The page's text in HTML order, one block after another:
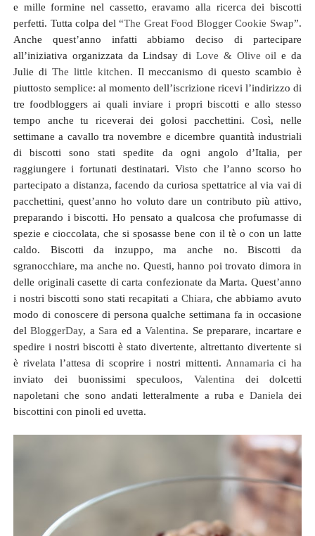
e mille formine nel cassetto, eravamo alla ricerca dei biscotti
perfetti. Tutta colpa del “The Great Food Blogger Cookie Swap”.
Anche quest’anno infatti abbiamo deciso di partecipare
all’iniziativa organizzata da Lindsay di Love & Olive oil e da
Julie di The little kitchen. Il meccanismo di questo scambio è
piuttosto semplice: al momento dell’iscrizione ricevi l’indirizzo di
tre foodbloggers ai quali inviare i propri biscotti e allo stesso
tempo anche tu riceverai dei golosi pacchettini. Così, nelle
settimane a cavallo tra novembre e dicembre quantità industriali
di biscotti sono stati spedite da ogni angolo d’Italia, per
raggiungere i fortunati destinatari. Visto che l’anno scorso ho
partecipato a distanza, facendo da curiosa spettatrice al via vai di
pacchettini, quest’anno ho voluto dare un contributo più attivo,
preparando i biscotti. Ho pensato a qualcosa che profumasse di
spezie e cioccolata, che si sposasse bene con il tè o con un latte
caldo. Biscotti da inzuppo, ma anche no. Biscotti da
sgranocchiare, ma anche no. Questi, hanno poi trovato dimora in
delle originali casette di carta confezionate da Marta. Quest’anno
i nostri biscotti sono stati recapitati a Chiara, che abbiamo avuto
modo di conoscere di persona qualche settimana fa in occasione
delBloggerDay, a Sara ed aValentina. Se preparare, incartare e
spedire i nostri biscotti è stato divertente, altrettanto divertente si
è rivelata l’attesa di scoprire i nostri mittenti. Annamaria ci ha
inviato dei buonissimi speculoos, Valentina dei dolcetti
napoletani che sono andati letteralmente a ruba e Daniela dei
biscottini con pinoli ed uvetta.